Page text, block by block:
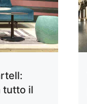
tutto il